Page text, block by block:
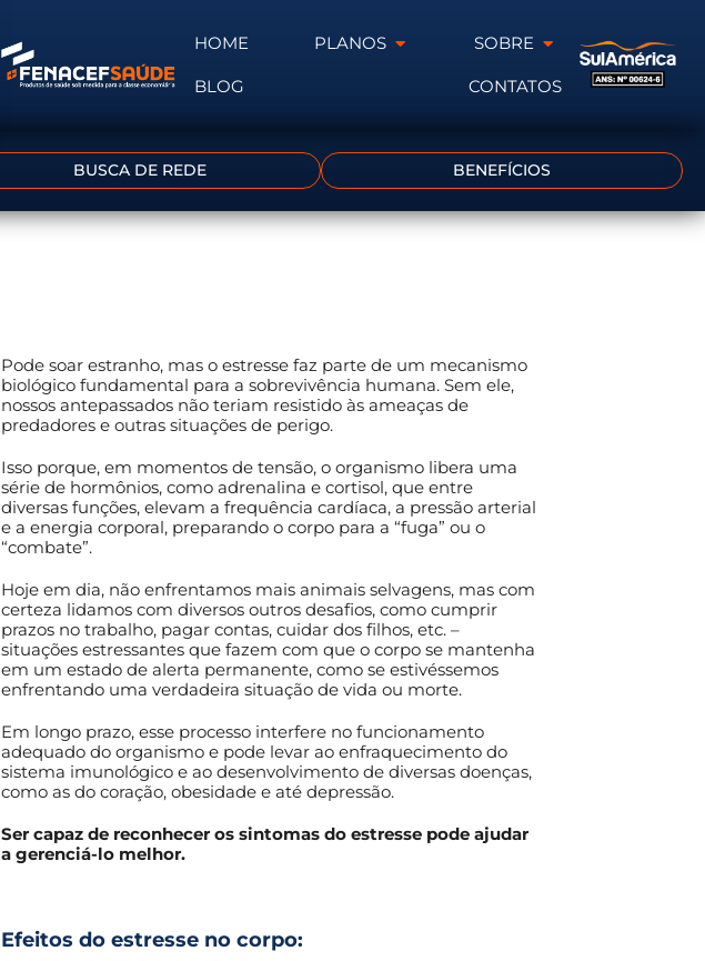
HOME PLANOS SOBRE
BLOG CONTATOS
BUSCA DE REDE BENEFÍCIOS
Pode soar estranho, mas o estresse faz parte de um mecanismo
biológico fundamental para a sobrevivência humana. Sem ele,
nossos antepassados não teriam resistido às ameaças de
predadores e outras situações de perigo.
Isso porque, em momentos de tensão, o organismo libera uma
série de hormônios, como adrenalina e cortisol, que entre
diversas funções, elevam a frequência cardíaca, a pressão arterial
e a energia corporal, preparando o corpo para a “fuga” ou o
“combate”.
Hoje em dia, não enfrentamos mais animais selvagens, mas com
certeza lidamos com diversos outros desafios, como cumprir
prazos no trabalho, pagar contas, cuidar dos filhos, etc. –
situações estressantes que fazem com que o corpo se mantenha
em um estado de alerta permanente, como se estivéssemos
enfrentando uma verdadeira situação de vida ou morte.
Em longo prazo, esse processo interfere no funcionamento
adequado do organismo e pode levar ao enfraquecimento do
sistema imunológico e ao desenvolvimento de diversas doenças,
como as do coração, obesidade e até depressão.
Ser capaz de reconhecer os sintomas do estresse pode ajudar
a gerenciá-lo melhor.
Efeitos do estresse no corpo: